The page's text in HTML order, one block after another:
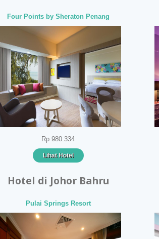
Four Points by Sheraton Penang
Rp 980.334
Lihat Hotel
Hotel di Johor Bahru
Pulai Springs Resort